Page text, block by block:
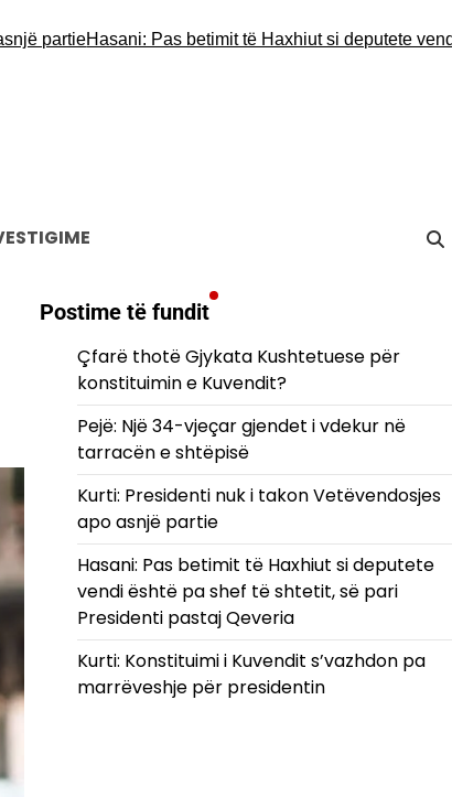
Hasani: Pas betimit të Haxhiut si deputete vendi
Postime të fundit
Çfarë thotë Gjykata Kushtetuese për
konstituimin e Kuvendit?
Pejë: Një 34-vjeçar gjendet i vdekur në
tarracën e shtëpisë
Kurti: Presidenti nuk i takon Vetëvendosjes
apo asnjë partie
Hasani: Pas betimit të Haxhiut si deputete
vendi është pa shef të shtetit, së pari
Presidenti pastaj Qeveria
Kurti: Konstituimi i Kuvendit s’vazhdon pa
marrëveshje për presidentin